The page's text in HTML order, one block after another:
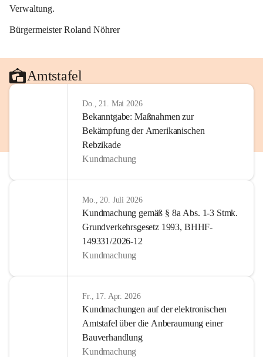
Verwaltung.
Bürgermeister Roland Nöhrer
Amtstafel
Do., 21. Mai 2026
Bekanntgabe: Maßnahmen zur
Bekämpfung der Amerikanischen
Rebzikade
Kundmachung
Mo., 20. Juli 2026
Kundmachung gemäß § 8a Abs. 1-3 Stmk.
Grundverkehrsgesetz 1993, BHHF-
149331/2026-12
Kundmachung
Fr., 17. Apr. 2026
Kundmachungen auf der elektronischen
Amtstafel über die Anberaumung einer
Bauverhandlung
Kundmachung